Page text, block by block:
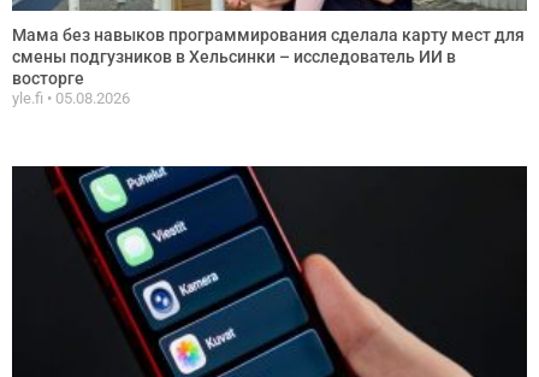
Мама без навыков программирования сделала карту мест для
смены подгузников в Хельсинки – исследователь ИИ в
восторге
yle.fi 05.08.2026